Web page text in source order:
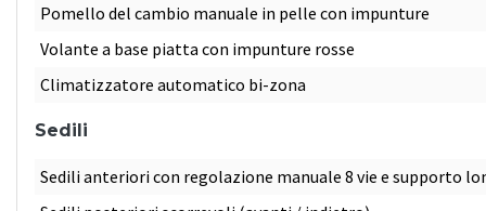
Pomello del cambio manuale in pelle con impunture
Volante a base piatta con impunture rosse
Climatizzatore automatico bi-zona
Sedili
Sedili anteriori con regolazione manuale 8 vie e supporto